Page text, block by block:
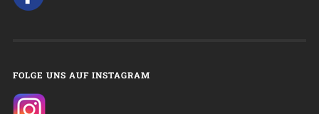
FOLGE UNS AUF INSTAGRAM